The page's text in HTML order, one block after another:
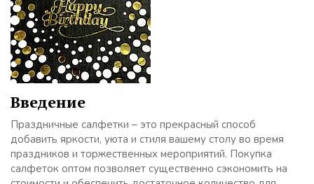
Введение
Праздничные салфетки – это прекрасный способ
добавить яркости, уюта и стиля вашему столу во время
праздников и торжественных мероприятий. Покупка
салфеток оптом позволяет существенно сэкономить на